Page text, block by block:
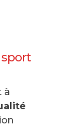
sport
à